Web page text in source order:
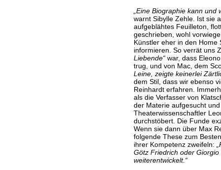
„Eine Biographie kann und
warnt Sibylle Zehle. Ist sie
aufgeblähtes Feuilleton,
geschrieben, wohl
Künstler eher in den Home
informieren. So verrät uns
Liebende“war, dass
trug, und von Mac, dem
Leine, zeigte keinerlei
dem Stil, dass wir ebenso
Reinhardt erfahren.
als die Verfasser von
der Materie aufgesucht
Theaterwissenschaftler
durchstöbert. Die Funde
Wenn sie dann über Max
folgende These zum
ihrer Kompetenz zweifeln:
Götz Friedrich oder
weiterentwickelt.“